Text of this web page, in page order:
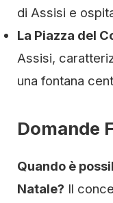
di Assisi e
La Piazza del
Assisi,
una fontana
Domande
Quando è
Natale? Il